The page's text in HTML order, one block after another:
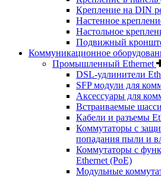
Крепление на DIN
Настенное
Настольное
Подвижный
Коммуникационное
Промышленный Ethernet
DSL-удлинители
SFP модули для
Аксессуары для
Встраиваемые шасси
Кабели и разъемы
Коммутаторы с
попадания пыли и
Коммутаторы с
Ethernet (PoE)
Модульные